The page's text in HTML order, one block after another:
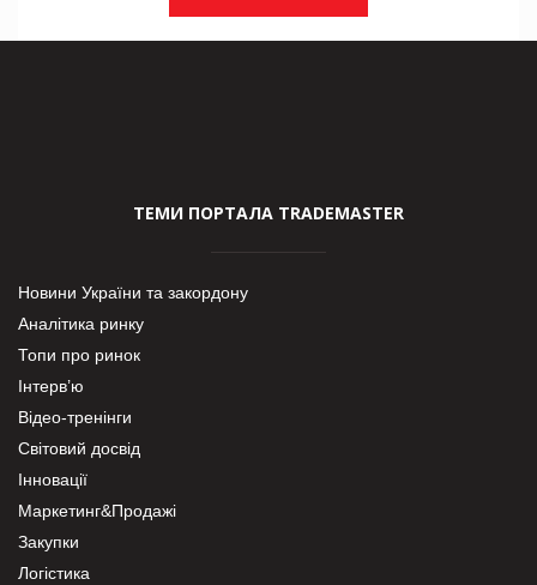
ТЕМИ ПОРТАЛА TRADEMASTER
Новини України та закордону
Аналітика ринку
Топи про ринок
Інтерв’ю
Відео-тренінги
Світовий досвід
Інновації
Маркетинг&Продажі
Закупки
Логістика